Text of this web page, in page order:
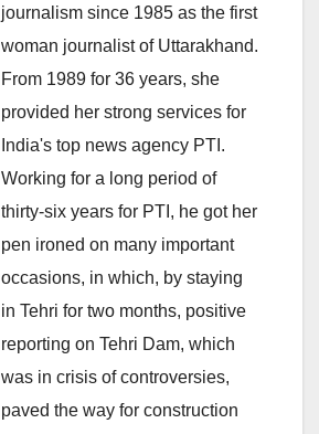
journalism since 1985 as the first
woman journalist of Uttarakhand.
From 1989 for 36 years, she
provided her strong services for
India's top news agency PTI.
Working for a long period of
thirty-six years for PTI, he got her
pen ironed on many important
occasions, in which, by staying
in Tehri for two months, positive
reporting on Tehri Dam, which
was in crisis of controversies,
paved the way for construction